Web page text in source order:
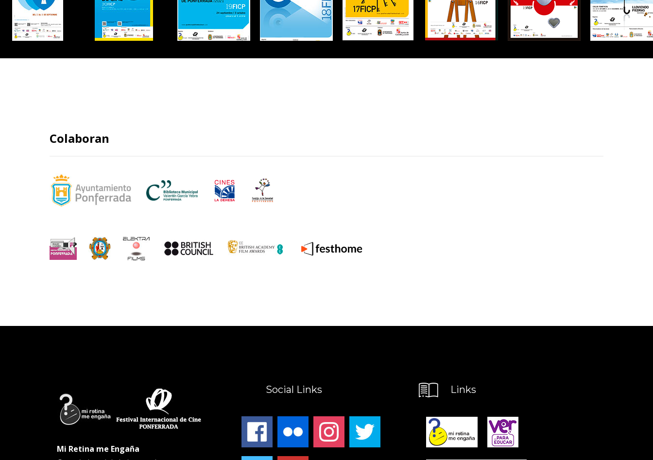
Colaboran
Mi Retina me Engaña
Social Links Links